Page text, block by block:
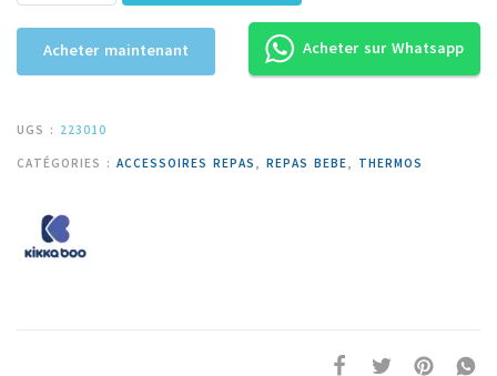
Acheter maintenant Acheter sur Whatsapp
UGS : 223010
CATÉGORIES : ACCESSOIRES REPAS , REPAS BEBE, THERMOS